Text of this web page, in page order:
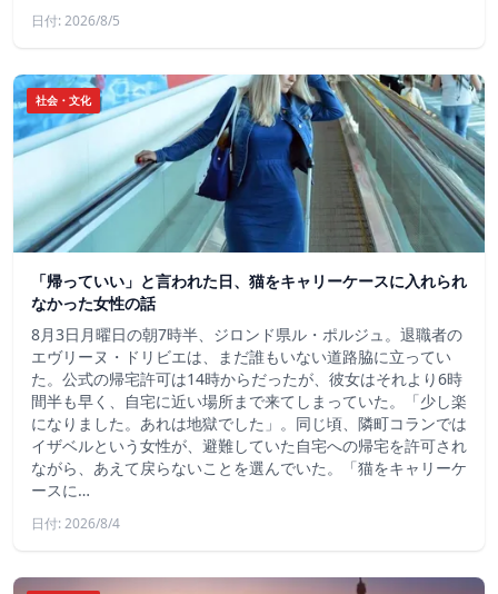
日付: 2026/8/5
社会・文化
「帰っていい」と言われた日、猫をキャリーケースに入れられ
なかった女性の話
8月3日月曜日の朝7時半、ジロンド県ル・ポルジュ。退職者の
エヴリーヌ・ドリビエは、まだ誰もいない道路脇に立ってい
た。公式の帰宅許可は14時からだったが、彼女はそれより6時
間半も早く、自宅に近い場所まで来てしまっていた。「少し楽
になりました。あれは地獄でした」。同じ頃、隣町コランでは
イザベルという女性が、避難していた自宅への帰宅を許可され
ながら、あえて戻らないことを選んでいた。「猫をキャリーケ
ースに…
日付: 2026/8/4